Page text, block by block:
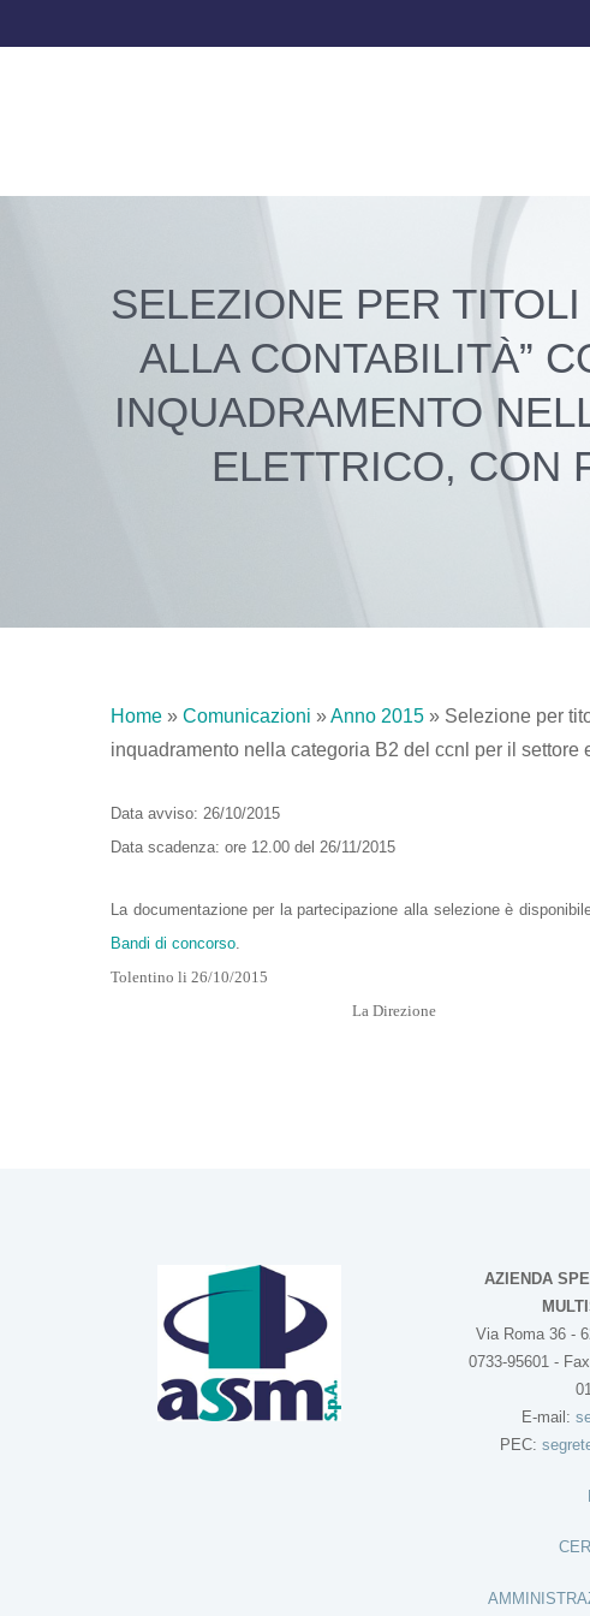
SELEZIONE PER
ALLA CONTABILITÀ”
INQUADRAMENTO
ELETTRICO, CON
Home » Comunicazioni »Anno 2015 » Selezione per
inquadramento nella categoria B2 del ccnl per il
Data avviso: 26/10/2015
Data scadenza: ore 12.00 del 26/11/2015
La documentazione per la partecipazione alla selezione è
Bandi di concorso.
Tolentino li 26/10/2015
La Direzione
AZIENDA
Via Roma 36 -
0733-95601 -
E-mail:
PEC: